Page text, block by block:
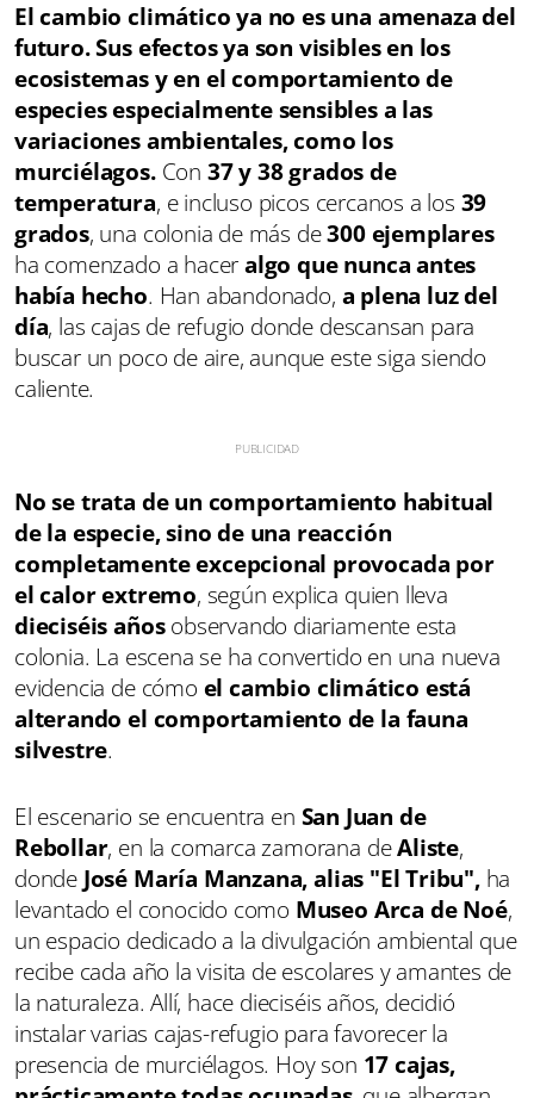
El cambio climático ya no es una amenaza del
futuro. Sus efectos ya son visibles en los
ecosistemas y en el comportamiento de
especies especialmente sensibles a las
variaciones ambientales, como los
murciélagos.Con 37 y 38 grados de
temperatura, e incluso picos cercanos a los 39
grados, una colonia de más de300 ejemplares
ha comenzado a haceralgo que nunca antes
había hecho. Han abandonado, a plena luz del
día, las cajas de refugio donde descansan para
buscar un poco de aire, aunque este siga siendo
caliente.
No se trata de un comportamiento habitual
de la especie, sino de una reacción
completamente excepcional provocada por
el calor extremo, según explica quien lleva
dieciséis añosobservando diariamente esta
colonia. La escena se ha convertido en una nueva
evidencia de cómo el cambio climático está
alterando el comportamiento de la fauna
silvestre.
El escenario se encuentra en San Juan de
Rebollar, en la comarca zamorana deAliste,
donde José María Manzana, alias "El Tribu",ha
levantado el conocido como Museo Arca de Noé,
un espacio dedicado a la divulgación ambiental que
recibe cada año la visita de escolares y amantes de
la naturaleza. Allí, hace dieciséis años, decidió
instalar varias cajas-refugio para favorecer la
presencia de murciélagos. Hoy son 17 cajas,